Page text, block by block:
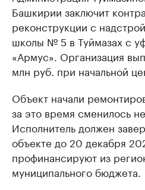
Башкирии заключит
реконструкции с
школы № 5 в Туймазах с
«Армус». Организация
млн руб. при начальной
Объект начали
за это время сменилось
Исполнитель должен
объекте до 20 декабря
профинансируют из
муниципального бюджета.